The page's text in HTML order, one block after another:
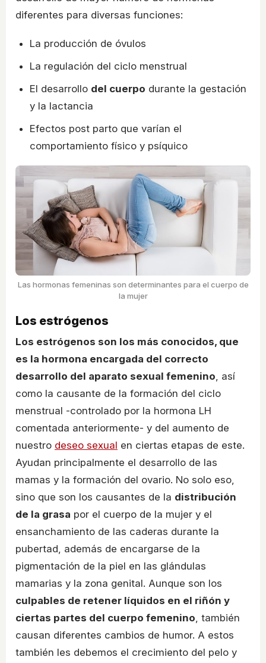
diferentes para diversas funciones:
La producción de óvulos
La regulación del ciclo menstrual
El desarrollo del cuerpo durante la gestación
y la lactancia
Efectos post parto que varían el
comportamiento físico y psíquico
Las hormonas femeninas son determinantes para el cuerpo de
la mujer
Los estrógenos
Los estrógenos son los más conocidos, que
es la hormona encargada del correcto
desarrollo del aparato sexual femenino, así
como la causante de la formación del ciclo
menstrual -controlado por la hormona LH
comentada anteriormente- y del aumento de
nuestro deseo sexual en ciertas etapas de este.
Ayudan principalmente el desarrollo de las
mamas y la formación del ovario. No solo eso,
sino que son los causantes de la distribución
de la grasa por el cuerpo de la mujer y el
ensanchamiento de las caderas durante la
pubertad, además de encargarse de la
pigmentación de la piel en las glándulas
mamarias y la zona genital. Aunque son los
culpables de retener líquidos en el riñón y
ciertas partes del cuerpo femenino, también
causan diferentes cambios de humor. A estos
también les debemos el crecimiento del pelo y